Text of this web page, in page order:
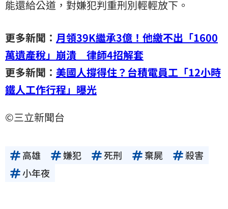
能還給公道，對嫌犯判重刑別輕輕放下。
更多新聞： 月領39K繼承3億！他繳不出「1600
萬遺產稅」崩潰 律師4招解套
更多新聞： 美國人撐得住？台積電員工「12小時
鐵人工作行程」曝光
©三立新聞台
高雄 嫌犯 死刑 棄屍
殺害
小年夜